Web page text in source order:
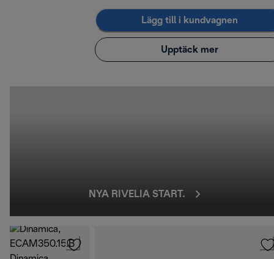
Lägg till i kundvagnen
Upptäck mer
NYA RIVELIA START.